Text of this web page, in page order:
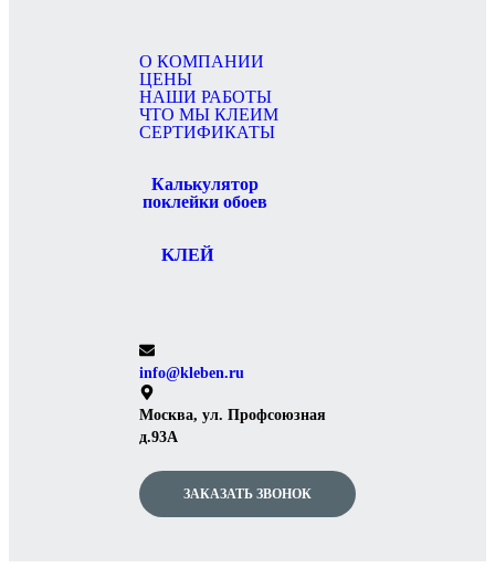
О КОМПАНИИ
ЦЕНЫ
НАШИ РАБОТЫ
ЧТО МЫ КЛЕИМ
СЕРТИФИКАТЫ
Калькулятор
поклейки обоев
KЛЕЙ
info@kleben.ru
Москва, ул. Профсоюзная
д.93А
ЗАКАЗАТЬ ЗВОНОК